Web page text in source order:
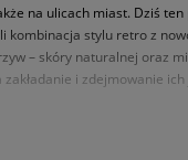
na ulicach miast. Dziś
stylu retro z
– skóry naturalnej oraz
i zdejmowanie